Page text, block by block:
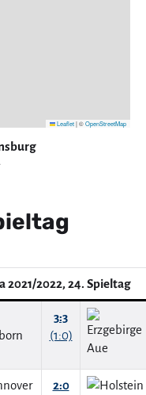
Leaflet|©OpenStreetMap
2021/2022, 24. Spieltag
3:3
(1:0)
2:0